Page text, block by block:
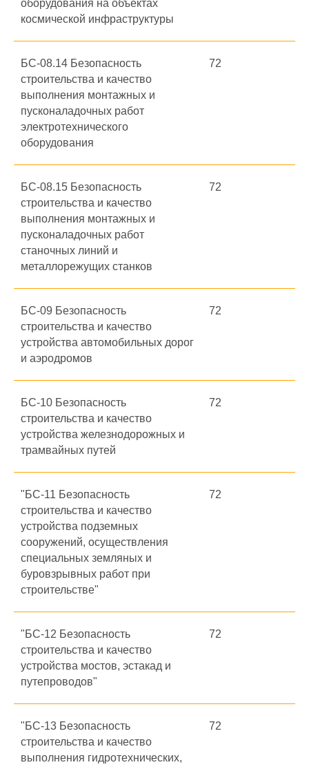
оборудования на объектах
космической инфраструктуры
БС-08.14 Безопасность
строительства и качество
выполнения монтажных и
пусконаладочных работ
электротехнического
оборудования
72
БС-08.15 Безопасность
строительства и качество
выполнения монтажных и
пусконаладочных работ
станочных линий и
металлорежущих станков
72
БС-09 Безопасность
строительства и качество
устройства автомобильных дорог
и аэродромов
72
БС-10 Безопасность
строительства и качество
устройства железнодорожных и
трамвайных путей
72
"БС-11 Безопасность
строительства и качество
устройства подземных
сооружений, осуществления
специальных земляных и
буровзрывных работ при
строительстве"
72
"БС-12 Безопасность
строительства и качество
устройства мостов, эстакад и
путепроводов"
72
"БС-13 Безопасность
строительства и качество
выполнения гидротехнических,
72